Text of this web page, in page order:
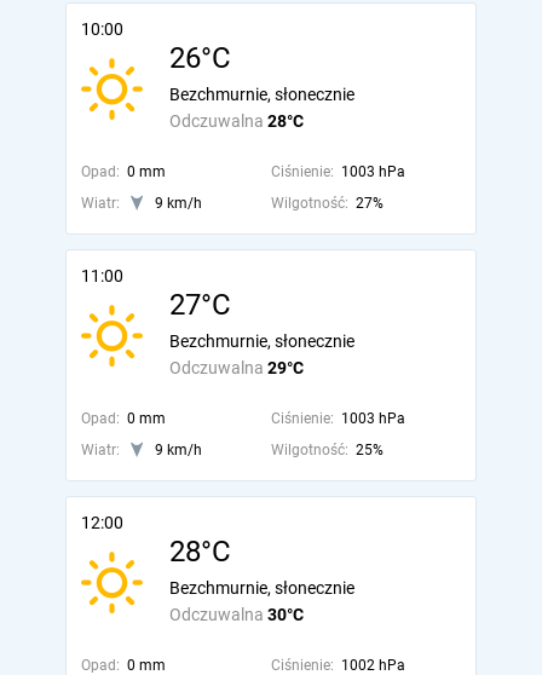
10:00
26°C
Odczuwalna 28°C
Bezchmurnie, słonecznie
Opad: 0 mm Ciśnienie: 1003 hPa
Wiatr:
9 km/h Wilgotność: 27%
11:00
27°C
Odczuwalna 29°C
Bezchmurnie, słonecznie
Opad: 0 mm Ciśnienie: 1003 hPa
Wiatr:
9 km/h Wilgotność: 25%
12:00
28°C
Odczuwalna 30°C
Bezchmurnie, słonecznie
Opad: 0 mm Ciśnienie: 1002 hPa